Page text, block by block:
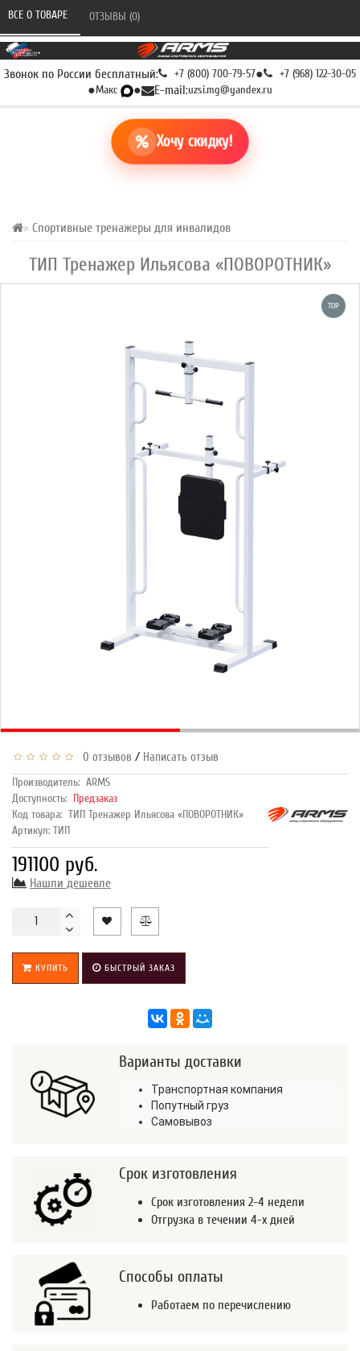
Звонок по России бесплатный: +7 (800) 700-79-57● +7 (968) 122-30-05
●Макс ● E-mail:uzsi.mg@yandex.ru
Хочу скидку!
Спортивные тренажеры для инвалидов
ТИП Тренажер Ильясова «ПОВОРОТНИК»
ВСЕ О ТОВАРЕ ОТЗЫВЫ (0)
TOP
0 отзывов / Написать отзыв
Производитель: ARMS
Доступность: Предзаказ
Код товара: ТИП Тренажер Ильясова «ПОВОРОТНИК»
Артикул: ТИП
191100 руб.
Нашли дешевле
КУПИТЬ БЫСТРЫЙ ЗАКАЗ
Варианты доставки
Транспортная компания
Попутный груз
Самовывоз
Срок изготовления
Срок изготовления 2-4 недели
Отгрузка в течении 4-х дней
Способы оплаты
Работаем по перечислению